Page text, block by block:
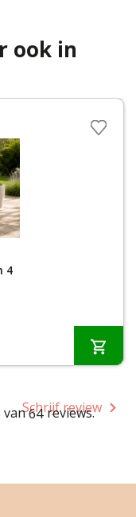
ook in
4
Schrijf review
van64 reviews.